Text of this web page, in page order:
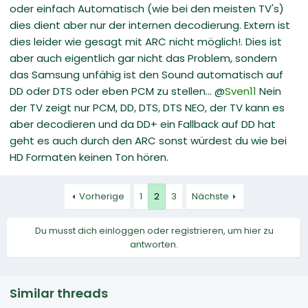
oder einfach Automatisch (wie bei den meisten TV's)
dies dient aber nur der internen decodierung. Extern ist
dies leider wie gesagt mit ARC nicht möglich!. Dies ist
aber auch eigentlich gar nicht das Problem, sondern
das Samsung unfähig ist den Sound automatisch auf
DD oder DTS oder eben PCM zu stellen... @Sven11 Nein
der TV zeigt nur PCM, DD, DTS, DTS NEO, der TV kann es
aber decodieren und da DD+ ein Fallback auf DD hat
geht es auch durch den ARC sonst würdest du wie bei
HD Formaten keinen Ton hören.
Vorherige 1 2 3 Nächste
Du musst dich einloggen oder registrieren, um hier zu
antworten.
Similar threads